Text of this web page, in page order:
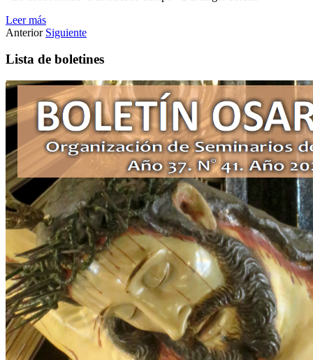
Leer más
Anterior Siguiente
Lista de boletines